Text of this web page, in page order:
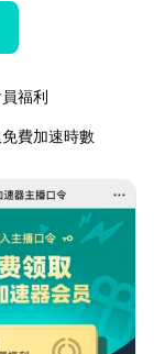
福利
費加速時數